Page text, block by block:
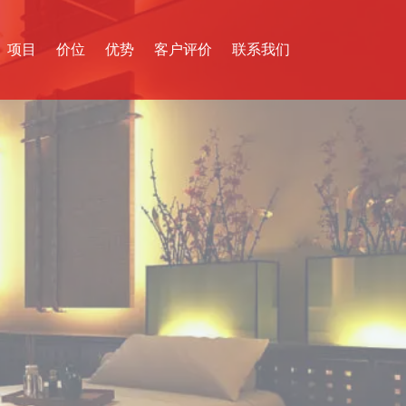
项目 价位 优势 客户评价 联系我们